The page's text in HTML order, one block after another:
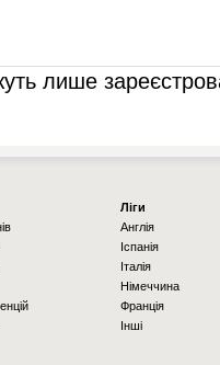
лише
Ліги
Англія
Іспанія
Італія
Німеччина
Франція
Інші